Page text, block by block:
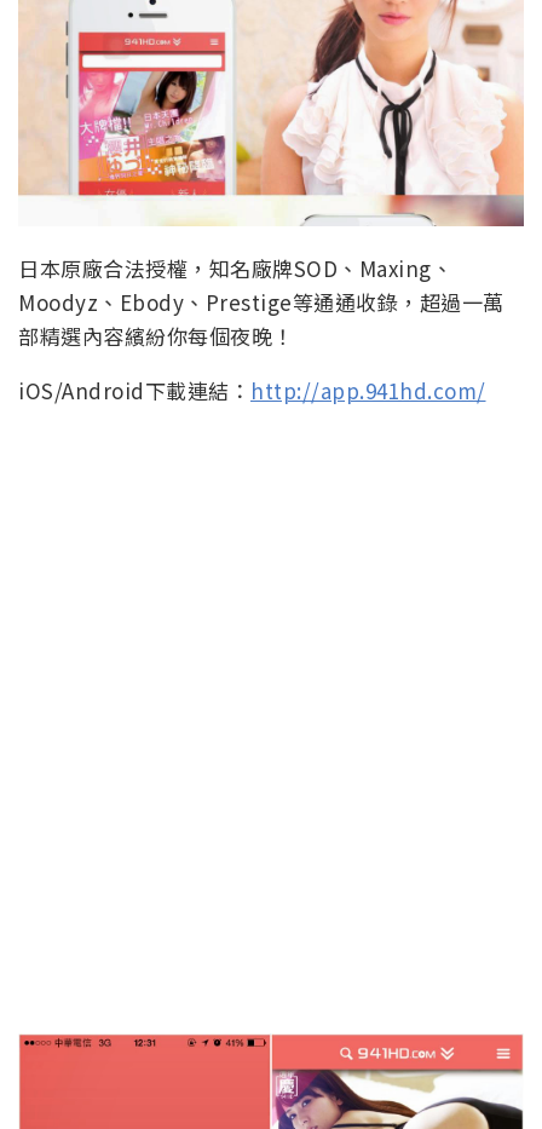
日本原廠合法授權，知名廠牌SOD、Maxing、
Moodyz、Ebody、Prestige等通通收錄，超過一萬
部精選內容繽紛你每個夜晚！
iOS/Android下載連結： http://app.941hd.com/